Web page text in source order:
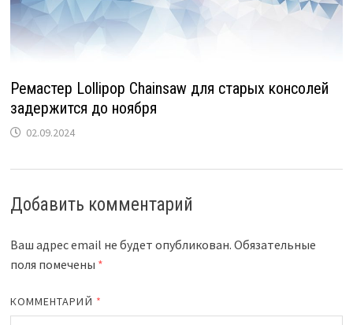
Ремастер Lollipop Chainsaw для старых консолей
задержится до ноября
02.09.2024
Добавить комментарий
Ваш адрес email не будет опубликован. Обязательные
поля помечены *
КОММЕНТАРИЙ *